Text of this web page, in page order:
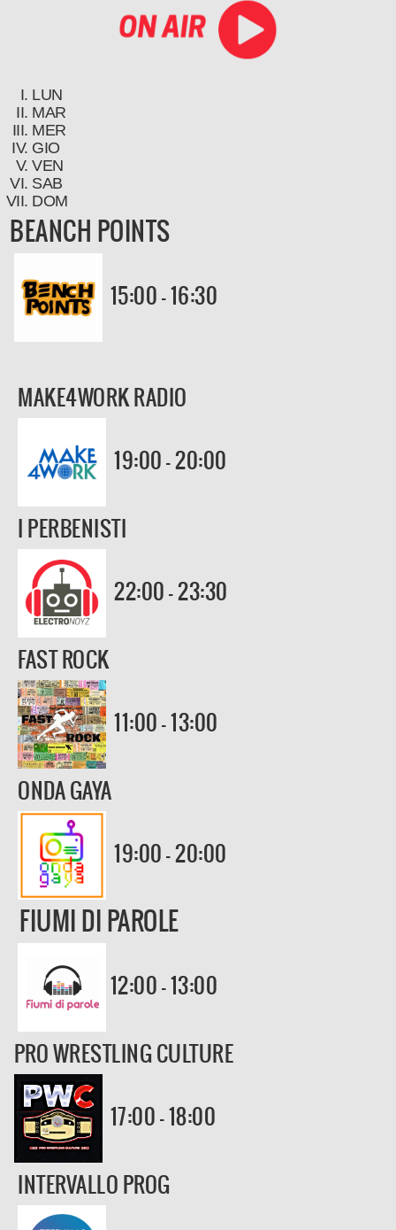
LUN
MAR
MER
GIO
VEN
SAB
DOM
BEANCH POINTS
15:00 - 16:30
MAKE4WORK RADIO
19:00 - 20:00
I PERBENISTI
22:00 - 23:30
FAST ROCK
11:00 - 13:00
ONDA GAYA
19:00 - 20:00
FIUMI DI PAROLE
12:00 - 13:00
PRO WRESTLING CULTURE
17:00 - 18:00
INTERVALLO PROG